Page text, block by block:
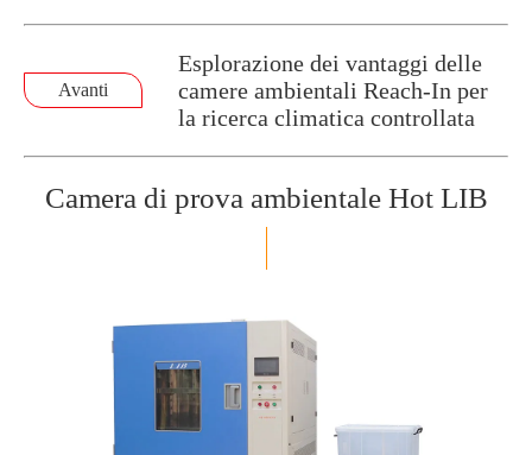
Avanti
Esplorazione dei vantaggi delle
camere ambientali Reach-In per
la ricerca climatica controllata
Camera di prova ambientale Hot LIB